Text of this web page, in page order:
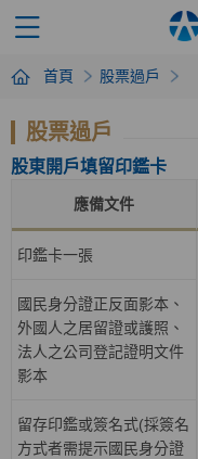
首頁 股票過戶
股票過戶
股東開戶填留印鑑卡
應備文件
印鑑卡一張
國民身分證正反面影本、
外國人之居留證或護照、
法人之公司登記證明文件
影本
留存印鑑或簽名式(採簽名
方式者需提示國民身分證